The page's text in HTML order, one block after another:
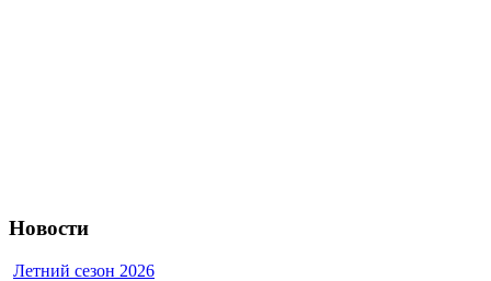
Новости
Летний сезон 2026